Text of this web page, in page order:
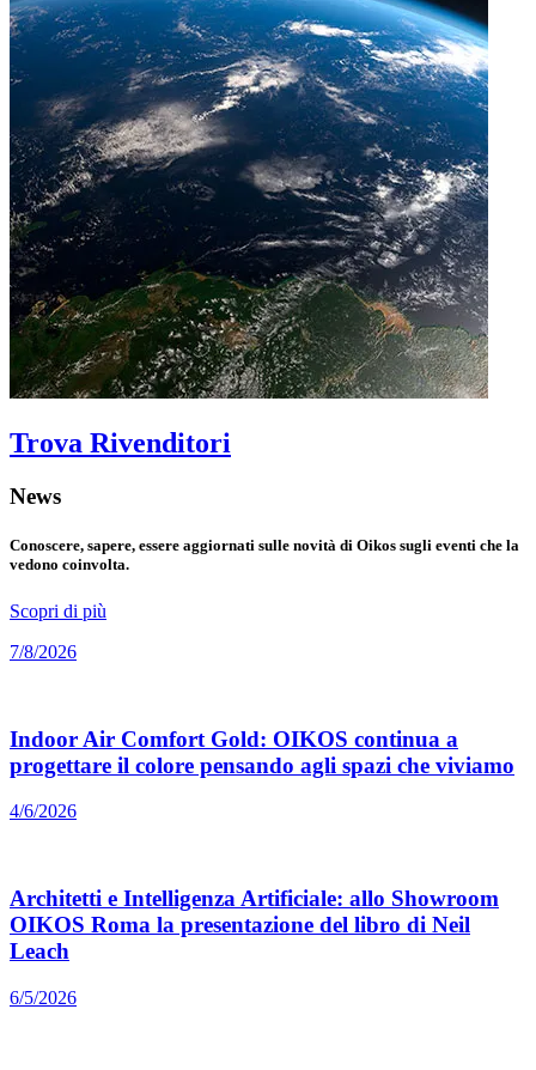
Trova Rivenditori
News
Conoscere, sapere, essere aggiornati sulle novità di Oikos sugli eventi che la
vedono coinvolta.
Scopri di più
7/8/2026
Indoor Air Comfort Gold: OIKOS continua a
progettare il colore pensando agli spazi che viviamo
4/6/2026
Architetti e Intelligenza Artificiale: allo Showroom
OIKOS Roma la presentazione del libro di Neil
Leach
6/5/2026